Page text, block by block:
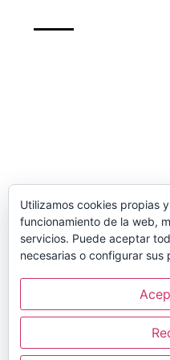
Newsletter
inscribete para
cursos y de las
Utilizamos cookies propias
funcionamiento de la web,
servicios. Puede aceptar
necesarias o configurar sus